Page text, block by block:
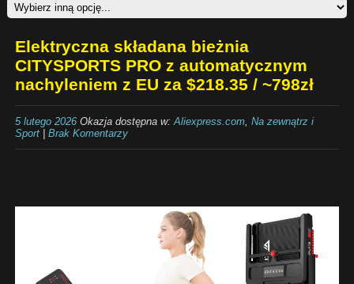
Elektryczna składana bieżnia
CITYSPORTS PRO z automatycznym
nachyleniem z EU za $218.35 / ~798zł
5 lutego 2026Okazja dostępna w:Aliexpress.com, Na zewnątrz i
Sport| Brak Komentarzy